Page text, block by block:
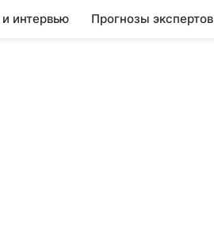
интервью Прогнозы экспертов